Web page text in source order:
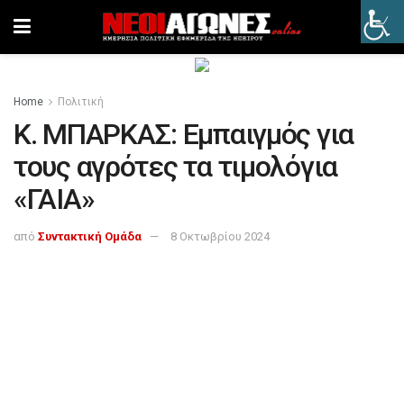
Home Πολιτική
Κ. ΜΠΑΡΚΑΣ: Εμπαιγμός για
τους αγρότες τα τιμολόγια
«ΓΑΙΑ»
από Συντακτική Ομάδα 8 Οκτωβρίου 2024